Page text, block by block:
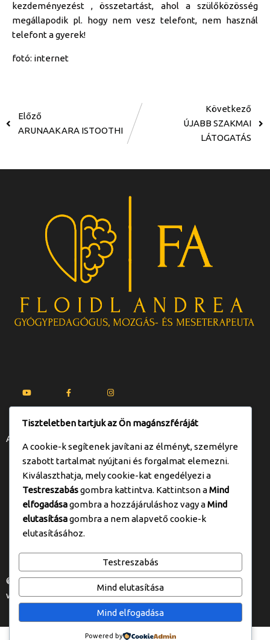
kezdeményezést , összetartást, ahol a szülőközösség
megállapodik pl. hogy nem vesz telefont, nem használ
telefont a gyerek!
fotó: internet
Előző
ARUNAAKARA ISTOOTHI
Következő
ÚJABB SZAKMAI
LÁTOGATÁS
Adatkezelési tájékoztató
2094. Nagykovácsi,Kossuth Lajos u. 71.
mozgasterapeuta1@gmail.com
© 2025 Floidl Andrea webdesign U25 Kft. - Eszter András -
www.u25mi.com
Tiszteletben tartjuk az Ön magánszféráját
A cookie-k segítenek javítani az élményt, személyre
szabott tartalmat nyújtani és forgalmat elemezni.
Kiválaszthatja, mely cookie-kat engedélyezi a
Testreszabásgombra kattintva. Kattintson aMind
elfogadásagombra a hozzájáruláshoz vagy aMind
elutasításagombra a nem alapvető cookie-k
elutasításához.
Testreszabás
Mind elutasítása
Mind elfogadása
Powered by